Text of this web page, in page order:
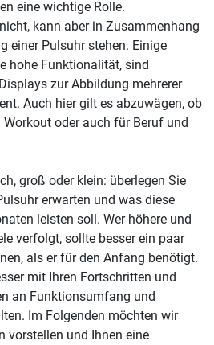
eine wichtige Rolle.
kann aber in Zusammenhang
einer Pulsuhr stehen. Einige
hohe Funktionalität, sind
zur Abbildung mehrerer
Auch hier gilt es abzuwägen, ob
oder auch für Beruf und
groß oder klein: überlegen Sie
erwarten und was diese
leisten soll. Wer höhere und
verfolgt, sollte besser ein paar
als er für den Anfang benötigt.
mit Ihren Fortschritten und
an Funktionsumfang und
Im Folgenden möchten wir
vorstellen und Ihnen eine